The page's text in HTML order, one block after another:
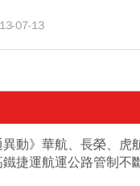
07-13
異動》華航、長榮、虎
捷運航運公路管制不